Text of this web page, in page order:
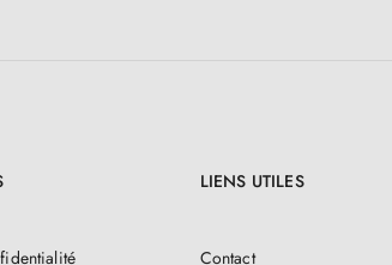
LIENS UTILES
Contact